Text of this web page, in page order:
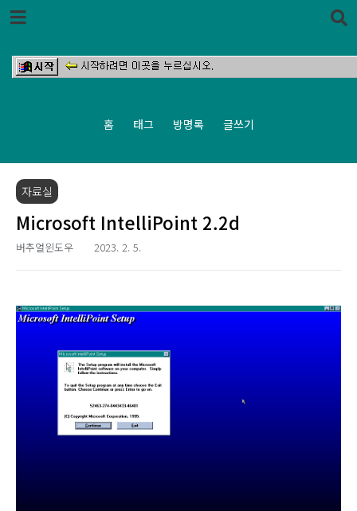
본문 바로가기
홈 태그 방명록 글쓰기
자료실
Microsoft IntelliPoint 2.2d
버추얼윈도우 2023. 2. 5.